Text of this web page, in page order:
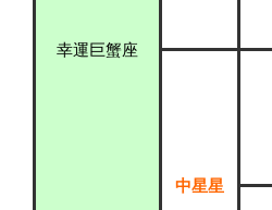
幸運巨蟹座
中星星